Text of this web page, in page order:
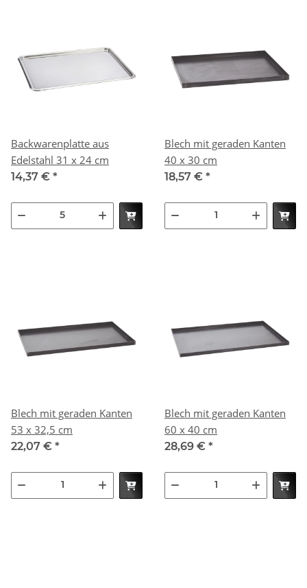
Backwarenplatte aus
Edelstahl 31 x 24 cm
14,37 € *
Blech mit geraden Kanten
40 x 30 cm
18,57 € *
Blech mit geraden Kanten
53 x 32,5 cm
22,07 € *
Blech mit geraden Kanten
60 x 40 cm
28,69 € *